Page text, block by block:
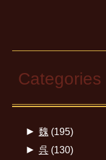
Categories
► 魏 (195)
► 呉(130)